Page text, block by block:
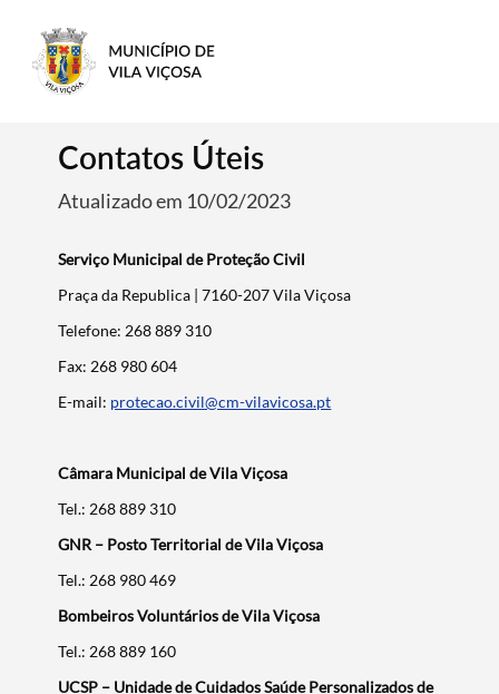
Contatos Úteis
Atualizado em 10/02/2023
Serviço Municipal de Proteção Civil
Praça da Republica | 7160-207 Vila Viçosa
Telefone: 268 889 310
Fax: 268 980 604
E-mail: protecao.civil@cm-vilavicosa.pt
Câmara Municipal de Vila Viçosa
Tel.: 268 889 310
GNR – Posto Territorial de Vila Viçosa
Tel.: 268 980 469
Bombeiros Voluntários de Vila Viçosa
Tel.: 268 889 160
UCSP – Unidade de Cuidados Saúde Personalizados de